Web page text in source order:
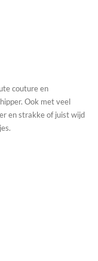
couture en
Ook met veel
en strakke of juist wijd